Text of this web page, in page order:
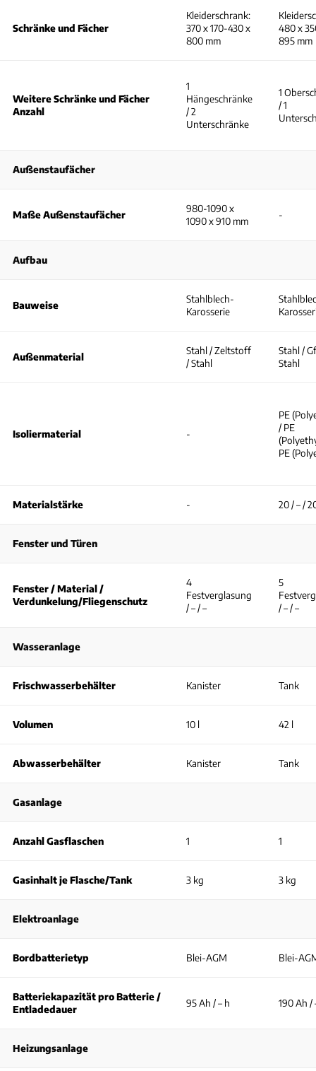
Schränke und Fächer
Kleiderschrank:
370 x 170-430 x
800 mm
480 x
895 mm
Weitere Schränke und Fächer
Anzahl
1
Hängeschränke
/ 2
Unterschränke
1
/ 1
Außenstaufächer
Maße Außenstaufächer
980-1090 x
1090 x 910 mm
-
Aufbau
Bauweise
Stahlblech-
Karosserie
Außenmaterial
Stahl / Zeltstoff
/ Stahl
Stahl /
Stahl
Isoliermaterial -
PE
/ PE
PE
Materialstärke - 20 / – /
Fenster und Türen
Fenster / Material /
Verdunkelung/Fliegenschutz
4
Festverglasung
/ – / –
5
/ – / –
Wasseranlage
Frischwasserbehälter Kanister Tank
Volumen 10 l 42 l
Abwasserbehälter Kanister Tank
Gasanlage
Anzahl Gasflaschen 1 1
Gasinhalt je Flasche/Tank 3 kg 3 kg
Elektroanlage
Bordbatterietyp Blei-AGM Blei-
Batteriekapazität pro Batterie /
Entladedauer
95 Ah / – h 190 Ah /
Heizungsanlage